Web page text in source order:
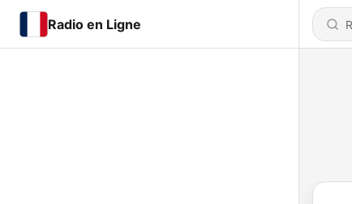
Radio en Ligne